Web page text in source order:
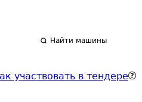
Найти машины
участвовать в тендере